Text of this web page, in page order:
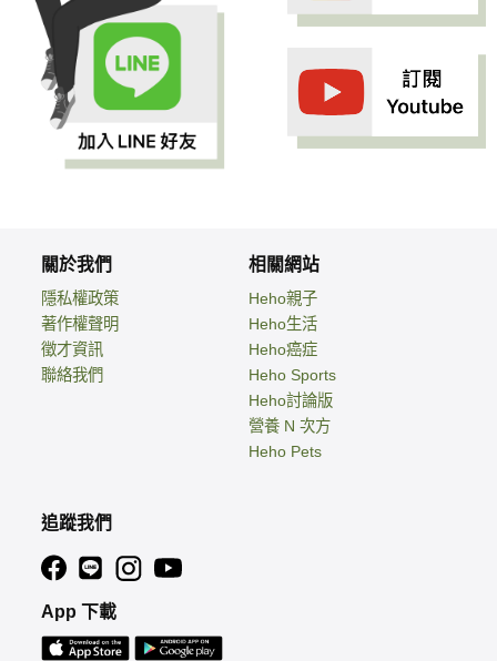
關於我們
隱私權政策
著作權聲明
徵才資訊
聯絡我們
相關網站
Heho親子
Heho生活
Heho癌症
Heho Sports
Heho討論版
營養 N 次方
Heho Pets
追蹤我們
App 下載